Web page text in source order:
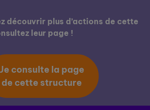
découvrir plus d’actions de cette
leur page !
Je consulte la page
de cette structure